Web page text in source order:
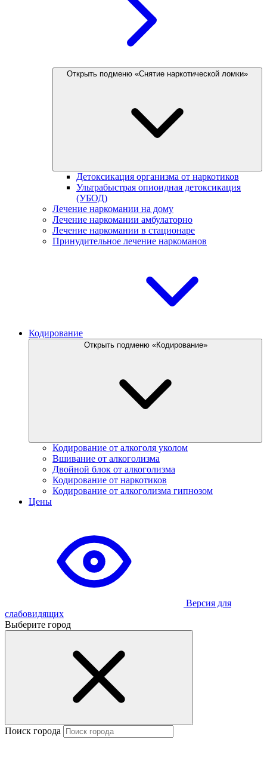
Открыть подменю «Снятие наркотической ломки»
Детоксикация организма от наркотиков
Ультрабыстрая опиоидная детоксикация
(УБОД)
Лечение наркомании на дому
Лечение наркомании амбулаторно
Лечение наркомании в стационаре
Принудительное лечение наркоманов
Кодирование
Открыть подменю «Кодирование»
Кодирование от алкоголя уколом
Вшивание от алкоголизма
Двойной блок от алкоголизма
Кодирование от наркотиков
Кодирование от алкоголизма гипнозом
Цены
Версия для
слабовидящих
Выберите город
Поиск города